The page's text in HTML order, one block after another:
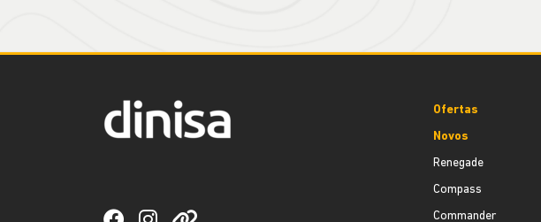
Ofertas
Novos
Renegade
Compass
Commander